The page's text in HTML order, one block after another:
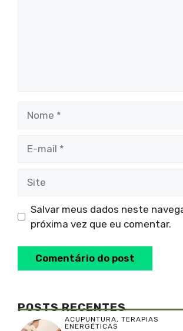
mail
Salvar meus dados neste
próxima vez que eu comentar.
POSTS RECENTES
ACUPUNTURA, TERAPIAS
ENERGÉTICAS